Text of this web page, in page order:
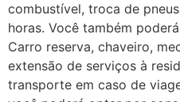
combustível, troca de
horas. Você também
Carro reserva, chaveiro,
extensão de serviços à
transporte em caso de